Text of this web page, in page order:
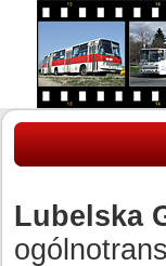
Lubelska